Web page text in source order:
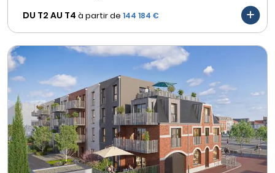
DU T2 AU T4 à partir de 144 184 €